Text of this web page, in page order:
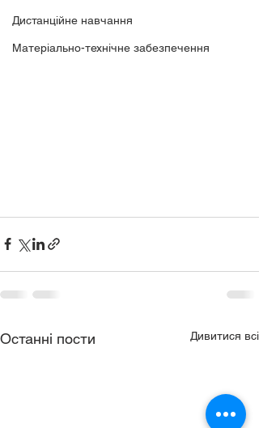
Дистанційне навчання
Матеріально-технічне забезпечення
Останні пости Дивитися всі